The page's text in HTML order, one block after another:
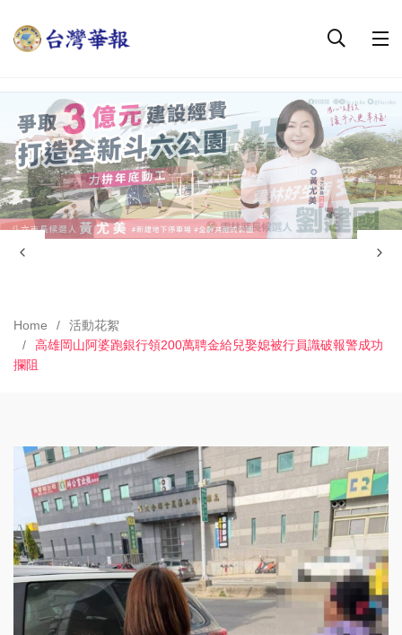
Home
活動花絮
高雄岡山阿婆跑銀行領200萬聘金給兒娶媳被行員識破報警成功
攔阻